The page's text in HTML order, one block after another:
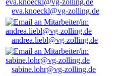
eva.knoeckl@vg-zolling.de
andrea.liebl@vg-zolling.de
sabine.lohr@vg-zolling.de